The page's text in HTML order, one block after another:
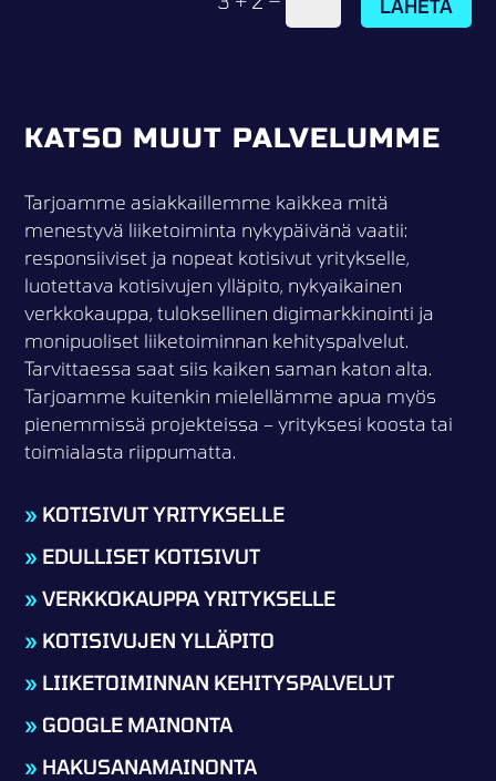
LÄHETÄ
KATSO MUUT PALVELUMME
Tarjoamme asiakkaillemme kaikkea mitä
menestyvä liiketoiminta nykypäivänä vaatii:
responsiiviset ja nopeat kotisivut yritykselle,
luotettava kotisivujen ylläpito, nykyaikainen
verkkokauppa, tuloksellinen digimarkkinointi ja
monipuoliset liiketoiminnan kehityspalvelut.
Tarvittaessa saat siis kaiken saman katon alta.
Tarjoamme kuitenkin mielellämme apua myös
pienemmissä projekteissa – yrityksesi koosta tai
toimialasta riippumatta.
» KOTISIVUT YRITYKSELLE
» EDULLISET KOTISIVUT
» VERKKOKAUPPA YRITYKSELLE
» KOTISIVUJEN YLLÄPITO
» LIIKETOIMINNAN KEHITYSPALVELUT
» GOOGLE MAINONTA
» HAKUSANAMAINONTA